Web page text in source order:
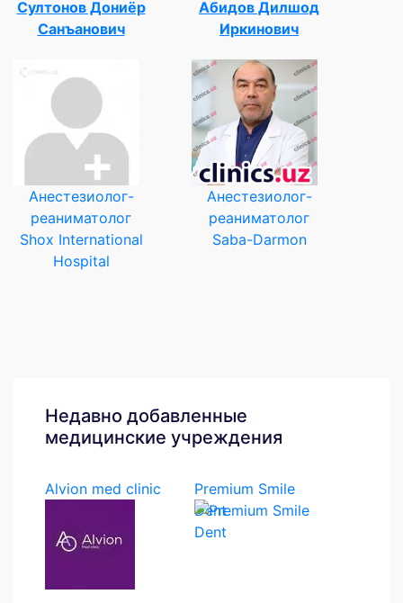
Султонов Дониёр
Санъанович
Анестезиолог-
реаниматолог
Shox International
Hospital
Абидов Дилшод
Иркинович
Анестезиолог-
реаниматолог
Saba-Darmon
Недавно добавленные
медицинские учреждения
Alvion med clinic
Premium Smile
Dent